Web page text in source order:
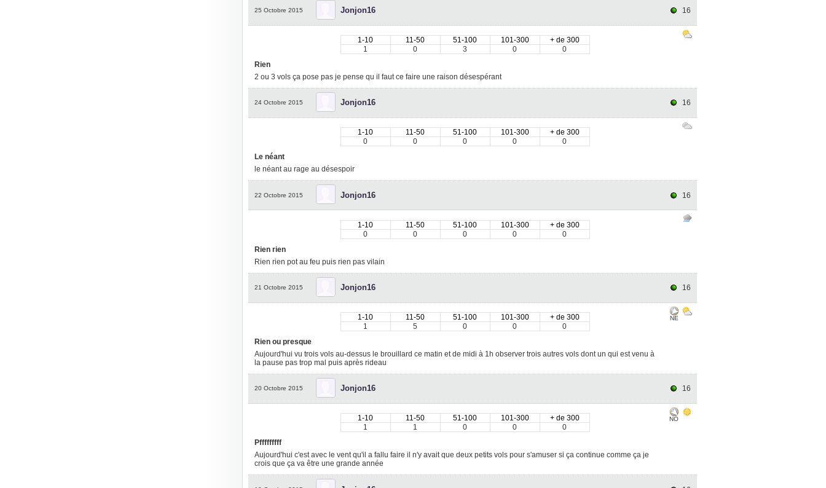
25 Octobre 2015 Jonjon16 16
1-10 11-50 51-100 101-300
+ de 300
1
0 3 0
0
Rien
2 ou 3 vols ça pose pas je pense qu il faut ce faire une raison désespérant
24 Octobre 2015 Jonjon16 16
1-10 11-50 51-100 101-300
+ de 300
0
0 0 0
0
Le néant
le néant au rage au désespoir
22 Octobre 2015 Jonjon16 16
1-10 11-50 51-100 101-300
+ de 300
0
0 0 0
0
Rien rien
Rien rien pot au feu puis rien pas vilain
21 Octobre 2015 Jonjon16 16
1-10 11-50 51-100 101-300
+ de 300
1
5 0 0
0
Rien ou presque
Aujourd'hui vu trois vols au-dessus le brouillard ce matin et de midi à 1h observer trois autres vols dont un qui est venu à
la pause pas trop mal puis après rideau
NE
20 Octobre 2015 Jonjon16 16
1-10 11-50 51-100 101-300
+ de 300
1
1 0 0
0
Pfffffffff
Aujourd'hui c'est avec le vent qu'il a fallu faire il n'y avait que deux petits vols pour s'amuser si ça continue comme ça je
crois que ça va être une grande année
NO